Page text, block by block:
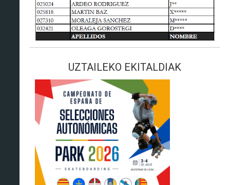
UZTAILEKO EKITALDIAK